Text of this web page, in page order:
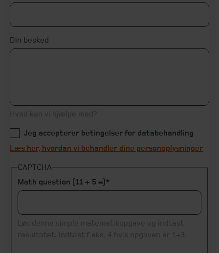
Din besked
Hvad kan vi hjælpe med?
Jeg accepterer betingelser for databehandling
Læs her, hvordan vi behandler dine personoplysninger
CAPTCHA
Math question (11 + 5 =)
Løs denne simple matematikopgave og indtast
resultatet. Indtast f.eks. 4 hvis opgaven er 1+3.